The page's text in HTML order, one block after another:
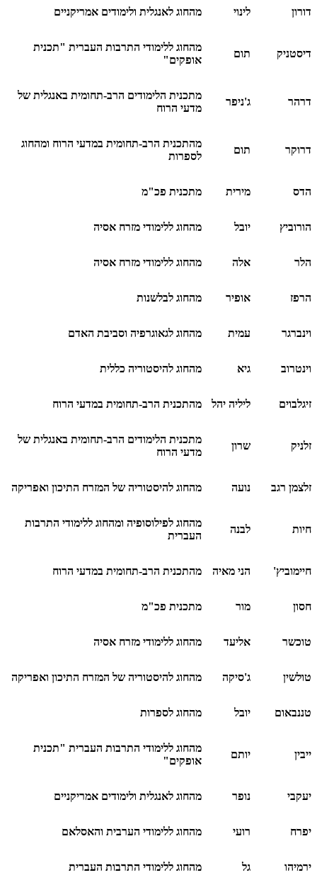
דורון לינוי מהחוג לאנגלית ולימודים אמריקניים
דיסטניק תום
מהחוג ללימודי התרבות העברית "תכנית
אופקים"
דרהר ג'ניפר
מתכנית הלימודים הרב-תחומית באנגלית של
מדעי הרוח
דרוקר תום
מהתכנית הרב-תחומית במדעי הרוח ומהחוג
לספרות
הדס מירית מתכנית פכ"מ
הורוביץ יובל מהחוג ללימודי מזרח אסיה
הלר אלה מהחוג ללימודי מזרח אסיה
הרפז אופיר מהחוג לבלשנות
וינברגר עמית מהחוג לגאוגרפיה וסביבת האדם
וינטרוב גיא מהחוג להיסטוריה כללית
זיגלבוים ליליה יהל מהתכנית הרב-תחומית במדעי הרוח
זלניק שרון
מתכנית הלימודים הרב-תחומית באנגלית של
מדעי הרוח
זלצמן רגב נועה מהחוג להיסטוריה של המזרח התיכון ואפריקה
חיות לבנה
מהחוג לפילוסופיה ומהחוג ללימודי התרבות
העברית
חיימוביץ' הני מאיה מהתכנית הרב-תחומית במדעי הרוח
חסון מור מתכנית פכ"מ
טוכשר אליעד מהחוג ללימודי מזרח אסיה
טולשין ג'סיקה מהחוג להיסטוריה של המזרח התיכון ואפריקה
טננבאום יובל מהחוג לספרות
ייבין יותם
מהחוג ללימודי התרבות העברית "תכנית
אופקים"
יעקבי נופר מהחוג לאנגלית ולימודים אמריקניים
יפרח רועי מהחוג ללימודי הערבית והאסלאם
ירמיהו גל מהחוג ללימודי התרבות העברית